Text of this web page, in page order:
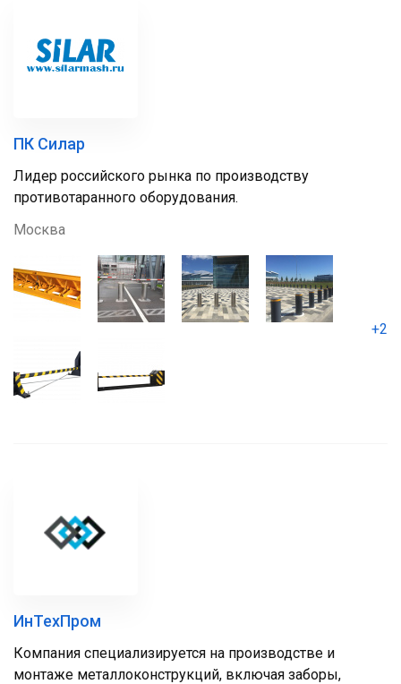
ПК Силар
Лидер российского рынка по производству
противотаранного оборудования.
Москва
+2
ИнТехПром
Компания специализируется на производстве и
монтаже металлоконструкций, включая заборы,